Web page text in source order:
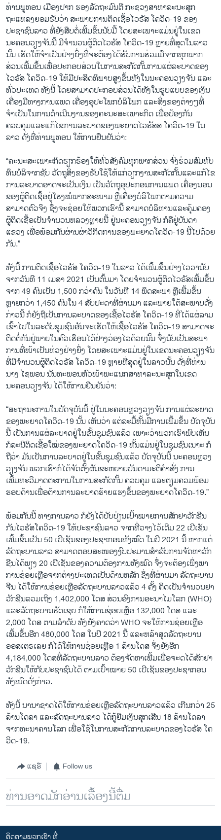
ທ່ານພູທອນ ເມືອງປາກ ຮອງລັດຖະມົນຕີ ກະຊວງສາທາລະນະສຸກ
ຖະແຫລງຍອມຮັບວ່າ ສະພາບການຕິດເຊື້ອໄວຣັສ ໂຄວິດ-19 ຂອງ
ປະຊາຊົນລາວ ທີ່ຍັງສືບຕໍ່ເພີ້ມຂຶ້ນນັບມື້ ໂດຍສະເພາະແມ່ນຢູ່ໃນເຂດ
ນະຄອນວຽງຈັນນີ້ ມີຈຳນວນຜູ້ຕິດໄວຣັສ ໂຄວິດ-19 ຫຼາຍທີ່ສຸດໃນລາວ
ນັ້ນ ເຮັດໃຫ້ຈຳເປັນຢ່າງຍິ່ງທີ່ຈະຕ້ອງໄດ້ຮັບການຮ່ວມມືຈາກທຸກພາກ
ສ່ວນເພີ້ມຂຶ້ນເພື່ອປະກອບສ່ວນໃນການສະກັດກັ້ນການແຜ່ລະບາດຂອງ
ໄວຣັສ ໂຄວິດ-19 ໃຫ້ມີປະສິດທິພາບສູງຂຶ້ນທັງໃນນະຄອນວຽງຈັນ ແລະ
ທົ່ວປະເທດ ທັງນີ້ ໂດຍສາມາດປະກອບສ່ວນໄດ້ທັງໃນຮູບແບບຂອງເງິນ
ເຄື່ອງມືທາງການແພດ ເຄື່ອງອຸປະໂພກບໍລິໂພກ ແລະສິ່ງຂອງຕ່າງໆທີ່
ຈຳເປັນໃນການດຳເນີນງານຂອງຄະນະສະເພາະກິດ ເພື່ອປ້ອງກັນ
ຄວບຄຸມແລະແກ້ໄຂການລະບາດຂອງພະຍາດໄວຣັສສ ໂຄວິດ-19 ໃນ
ລາວ ດັ່ງທີ່ທ່ານພູທອນ ໃຫ້ການຢືນຢັນວ່າ:
“ຄະນະສະເພາະກິດຮຽກຮ້ອງໃຫ້ທົ່ວສັງຄົມທຸກພາກສ່ວນ ຈົ່ງຮ່ວມສົມທົບ
ທຶນບໍລິຈາກຊັບ ວັດຖຸສິ່ງຂອງຮັບໃຊ້ໃຫ້ແກ່ວຽກງານສະກັດກັ້ນແລະແກ້ໄຂ
ການລະບາດອາດຈະເປັນເງິນ ເປັນວັດຖຸອຸປະກອນການແພດ ເຄື່ອງນອນ
ຂອງຜູ້ຕິດເຊື້ອຢູ່ໂຮງໝໍພາກສະໜາມ ຫຼືເຄື່ອງບໍລິໂພກຕາມຄວາມ
ສາມາດຕົວຈິງ ຊຶ່ງຈະຊ່ອຍໃຫ້ພວກເຮົານີ້ ສາມາດບໍລິຫານແລະຄຸ້ມຄອງ
ຜູ້ຕິດເຊື້ອເປັນຈຳນວນຫລວງຫຼາຍນີ້ ຢູ່ນະຄອນວຽງຈັນ ກໍຄືຢູ່ບັນດາ
ແຂວງ ເພື່ອພ້ອມກັນຜ່ານຜ່າວິກິດການຂອງພະຍາດໂຄວິດ-19 ນີ້ໄປດ້ວຍ
ກັນ.”
ທັງນີ້ ການຕິດເຊື້ອໄວຣັສ ໂຄວິດ-19 ໃນລາວ ໄດ້ເພີ້ມຂຶ້ນຢ່າງໄວວານັບ
ຈາກວັນທີ 11 ເມສາ 2021 ເປັນຕົ້ນມາ ໂດຍຈຳນວນຜູ້ຕິດໄວຣັສເພີ້ມຂຶ້ນ
ຈາກ 49 ຄົນເປັນ 1,500 ກວ່າຄົນ ໃນວັນທີ 14 ພຶດສະພາ ຫຼືເພີ້ມຂຶ້ນ
ຫຼາຍກວ່າ 1,450 ຄົນໃນ​ 4 ສັບປະດາທີ່ຜ່ານມາ ແລະພາຍໃຕ້ສະພາບດັ່ງ
ກ່າວນີ້ ກໍຍັງຖືເປັນການລະບາດຂອງເຊື້ອໄວຣັສ ໂຄວິດ-19 ທີ່ໄດ້ແຜ່ລາມ
ເຂົ້າໄປໃນລະດັບຊຸມຊົນອັນຈະເຮັດໃຫ້ເຊື້ອໄວຣັສ ໂຄວິດ-19 ສາມາດຈະ
ຕິດຕໍ່ກັນຢູ່ພາຍໃນຄົວເຮືອນໄດ້ຢ່າງວ່ອງໄວດ້ວຍນັ້ນ ຈຶ່ງນັບເປັນສະພາ
ການທີ່ໜ້າເປັນຫ່ວງຢ່າງຍິ່ງ ໂດຍສະເພາະແມ່ນຢູ່ໃນເຂດນະຄອນວຽງຈັນ
ທີ່ມີຈຳນວນຜູ້ຕິດໄວຣັສ ໂຄວິດ-19 ຫຼາຍທີ່ສຸດຢູ່ໃນລາວນັ້ນ ດັ່ງທີ່ທ່ານ
ນາງ ໄຊພອນ ນັນທະພອນຫົວໜ້າພະແນກສາທາລະນະສຸກໃນເຂດ
ນະຄອນວຽງຈັນ ໄດ້ໃຫ້ການຢືນຢັນວ່າ:
“ສະຖານະການໃນປັດຈຸບັນນີ້ ຢູ່ໃນນະຄອນຫຼວງວຽງຈັນ ການແຜ່ລະຍາດ
ຂອງພະຍາດໂຄວິດ-19 ນັ້ນ ເຫັນວ່າ ແຕ່ລະມື້ຫັ້ນມີການເພີ້ມຂຶ້ນ ປັດຈຸບັນ
ນີ້ ເປັນການແຜ່ລະບາດຢູ່ໃນຂັ້ນຊຸມຊົນແລ້ວ ເພາະວ່າພວກເຮົາພົບເຫັນ
ກໍລະນີຕິດເຊື້ອໃໝ່ຂອງພະຍາດໂຄວິດ-19 ຫັ້ນແມ່ນຢູ່ໃນຊຸມຊົນເນາະ ກໍ
ຖືວ່າ ມັນເປັນການລະບາດຢູ່ໃນຂັ້ນຊຸມຊົນແລ້ວ ປັດຈຸບັນນີ້ ນະຄອນຫຼວງ
ວຽງຈັນ ພວກເຮົາກໍໄດ້ຈັດຕັ້ງຜັນຂະຫຍາຍບັນດາມະຕິຄຳສັ່ງ ການ
ເພີ້ມທະວີມາດຕະການໃນການສະກັດກັ້ນ ຄວບຄຸມ ແລະຕຽມຄວມພ້ອມ
ຮອບດ້ານເພື່ອຕ້ານການລະບາດຮ້າຍແຮງຂຶ້ນຂອງພະຍາດໂຄວິດ-19.”
ພ້ອມກັນນີ້ ທາງການລາວ ກໍຍັງໄດ້ປັບປ່ຽນເປົ້າໝາຍການສັກຢາວັກຊີນ
ກັນໄວຣັສໂຄວິດ-19 ໃຫ້ປະຊາຊົນລາວ ຈາກທີ່ວາງໄວ້ເດີມ 22 ເປີເຊັນ
ເພີ້ມຂຶ້ນເປັນ 50 ເປີເຊັນຂອງປະຊາກອນທັງໝົດ ໃນປີ 2021 ນີ້ ຫາກແຕ່
ລັດຖະບານລາວ ສາມາດຕອບສະໜອງງົບປະມານສຳລັບການຈັດຫາວັກ
ຊີນໄດ້ພຽງ 20 ເປີເຊັນຂອງຄວາມຕ້ອງການທັງໝົດ ຈຶ່ງຈະຕ້ອງເພິ່ງພາ
ການຊ່ອຍເຫຼືອຈາກຕ່າງປະເທດເປັນດ້ານຫລັກ ຊຶ່ງທີ່ຜ່ານມາ ລັດຖະບານ
ຈີນ ໄດ້ໃຫ້ການຊ່ອຍເຫຼືອລັດຖະບານລາວແລ້ວ 4 ຄັ້ງ ຄິດເປັນຈຳນວນຢາ
ວັກຊີນລວມເຖິງ 1,402,000 ໂດສ ສ່ວນອົງການອະນາໄມໂລກ (WHO)
ແລະລັດຖະບານຣັດເຊຍ ກໍໃຫ້ການຊ່ອຍເຫຼືອ 132,000 ໂດສ ແລະ
2,000 ໂດສ ຕາມລຳດັບ ທັງຍັງຄາດວ່າ WHO ຈະໃຫ້ການຊ່ອຍເຫຼືອ
ເພີ້ມຂຶ້ນອີກ 480,000 ໂດສ ໃນປີ 2021 ນີ້ ແລະຫລ້າສຸດລັດຖະບານ
ອອສເຕຣເລຍ ກໍໄດ້ໃຫ້ການຊ່ອຍເຫຼືອ 1 ລ້ານໂດສ ຈຶ່ງຍັງອີກ
4,184,000 ໂດສທີ່ລັດຖະບານລາວ ຕ້ອງຈັດຫາເພີ້ມເພື່ອຈະດໄດ້ສັກຢາ
ວັກຊີນໃຫ້ກັບປະຊາຊົນໄດ້ ຕາມເປົ້າໝາຍ 50 ເປີເຊັນຂອງປະຊາກອນ
ທັງໝົດດັ່ງກ່າວ.
ທັງນີ້ ນານາຊາດໄດ້ໃຫ້ການຊ່ອຍເຫຼືອລັດຖະບານລາວແລ້ວ ເກີນກວ່າ 25
ລ້ານໂດລາ ແລະລັດຖະບານລາວ ໄດ້ກູ້ຢືມເງິນສຸກເສີນ 18 ລ້ານໂດລາ
ຈາກທະນາຄານໂລກ ເພື່ອໃຊ້ໃນການສະກັດການລະບາດຂອງໄວຣັສ ໂຄ
ວິດ-19.
ແຊຣ໌ Follow us
ທ່ານອາດມັກອ່ານເລື້ອງນີ້ຕື່ມ
ຕິດຕາມພວກເຮົາ ທີ່